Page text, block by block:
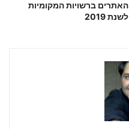
האתרים ברשויות המקומיות
לשנת 2019